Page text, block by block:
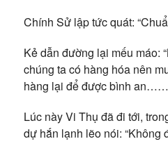
Chính Sử lập tức quát:
Kẻ dẫn đường lại mếu máo:
chúng ta có hàng hóa nên
hàng lại để được bình
Lúc này Vi Thụ đã đi tới,
dự hắn lạnh lẽo nói: “Không